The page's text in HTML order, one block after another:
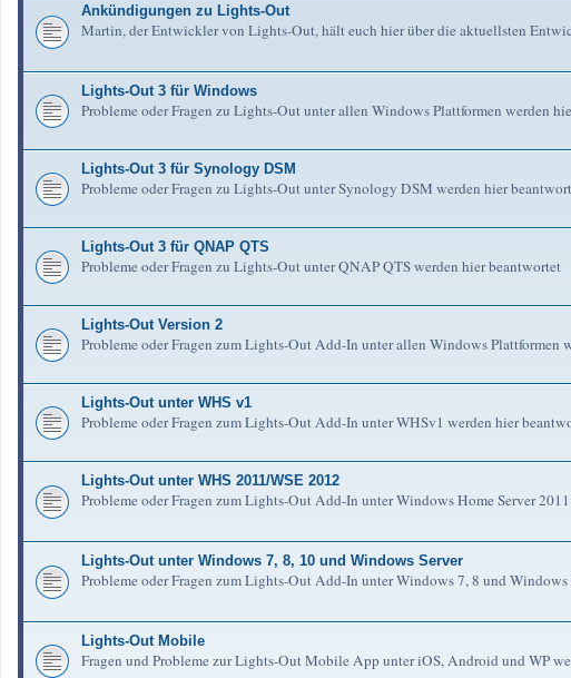
Ankündigungen zu Lights-Out
Martin, der Entwickler von Lights-Out, hält euch hier über die aktuellsten
Lights-Out 3 für Windows
Probleme oder Fragen zu Lights-Out unter allen Windows Plattformen werden
Lights-Out 3 für Synology DSM
Probleme oder Fragen zu Lights-Out unter Synology DSM werden hier
Lights-Out 3 für QNAP QTS
Probleme oder Fragen zu Lights-Out unter QNAP QTS werden hier beantwortet
Lights-Out Version 2
Probleme oder Fragen zum Lights-Out Add-In unter allen Windows Plattformen
Lights-Out unter WHS v1
Probleme oder Fragen zum Lights-Out Add-In unter WHSv1 werden hier
Lights-Out unter WHS 2011/WSE 2012
Probleme oder Fragen zum Lights-Out Add-In unter Windows Home Server
Lights-Out unter Windows 7, 8, 10 und Windows Server
Probleme oder Fragen zum Lights-Out Add-In unter Windows 7, 8 und
Lights-Out Mobile
Fragen und Probleme zur Lights-Out Mobile App unter iOS, Android und WP